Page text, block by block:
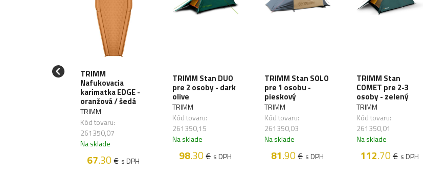
TRIMM
Nafukovacia
karimatka EDGE -
oranžová / šedá
TRIMM
Kód tovaru:
261350,07
Na sklade
67.30€ s DPH
TRIMM Stan DUO
pre 2 osoby - dark
olive
TRIMM
Kód tovaru:
261350,15
Na sklade
98.30€ s DPH
TRIMM Stan SOLO
pre 1 osobu -
pieskový
TRIMM
Kód tovaru:
261350,03
Na sklade
81.90€ s DPH
TRIMM Stan
COMET pre 2-3
osoby - zelený
TRIMM
Kód tovaru:
261350,01
Na sklade
112.70€ s DPH